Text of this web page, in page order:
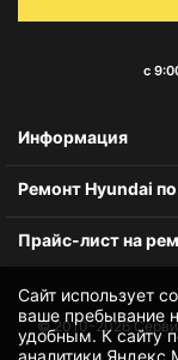
Сайт использует
ваше пребывание
удобным. К cайту
аналитики
с
Информация
Ремонт Hyundai
Прайс-лист на
© 2010-2026